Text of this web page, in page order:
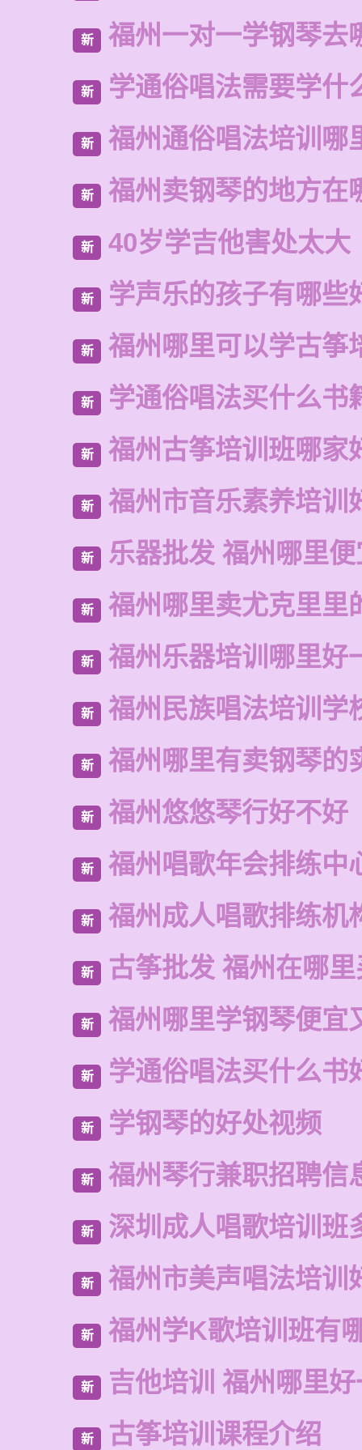
新 福州一对一学钢琴去
新 学通俗唱法需要学什
新 福州通俗唱法培训哪
新 福州卖钢琴的地方在
新 40岁学吉他害处太大
新 学声乐的孩子有哪些
新 福州哪里可以学古筝
新 学通俗唱法买什么书
新 福州古筝培训班哪家
新 福州市音乐素养培训
新 乐器批发 福州哪里
新 福州哪里卖尤克里里
新 福州乐器培训哪里好
新 福州民族唱法培训学
新 福州哪里有卖钢琴的
新 福州悠悠琴行好不好
新 福州唱歌年会排练中
新 福州成人唱歌排练机
新 古筝批发 福州在哪
新 福州哪里学钢琴便宜
新 学通俗唱法买什么书
新 学钢琴的好处视频
新 福州琴行兼职招聘信
新 深圳成人唱歌培训班
新 福州市美声唱法培训
新 福州学K歌培训班有
新 吉他培训 福州哪里
新 古筝培训课程介绍